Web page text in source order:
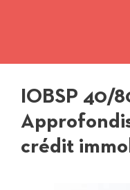
IOBSP 40/
crédit